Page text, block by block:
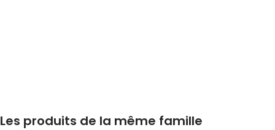
Les produits de la même famille